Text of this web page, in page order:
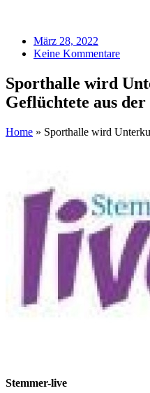
März 28, 2022
Keine Kommentare
Sporthalle wird
Geflüchtete aus
Home » Sporthalle wird
Stemmer-live